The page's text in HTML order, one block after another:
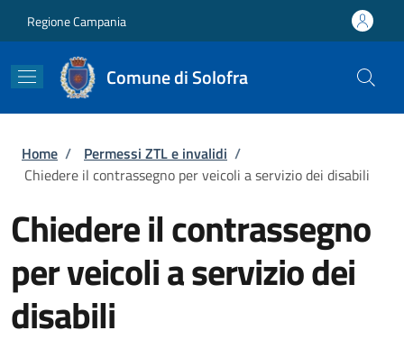
Regione Campania
Comune di Solofra
Briciole di pane
Home / Permessi ZTL e invalidi /
Chiedere il contrassegno per veicoli a servizio dei disabili
Chiedere il contrassegno
per veicoli a servizio dei
disabili